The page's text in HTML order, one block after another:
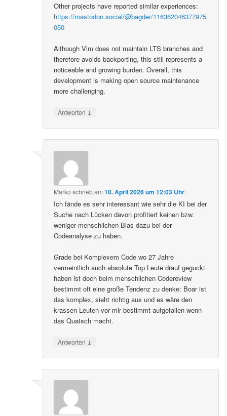
Other projects have reported similar experiences:
https://mastodon.social/@bagder/116362046377975
050
Although Vim does not maintain LTS branches and
therefore avoids backporting, this still represents a
noticeable and growing burden. Overall, this
development is making open source maintenance
more challenging.
Antworten ↓
Marko schriebam10. April 2026 um 12:03 Uhr:
Ich fände es sehr interessant wie sehr die KI bei der
Suche nach Lücken davon profitiert keinen bzw.
weniger menschlichen Bias dazu bei der
Codeanalyse zu haben.
Grade bei Komplexem Code wo 27 Jahre
vermeintlich auch absolute Top Leute drauf geguckt
haben ist doch beim menschlichen Codereview
bestimmt oft eine große Tendenz zu denke: Boar ist
das komplex, sieht richtig aus und es wäre den
krassen Leuten vor mir bestimmt aufgefallen wenn
das Quatsch macht.
Antworten ↓